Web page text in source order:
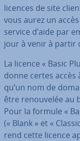
licences de site
vous aurez un
service d’aide par
jour à venir à partir
La licence « Basic
donne certes accès
qu’un nom de
être re­nou­ve­lée au
Pour la formule «
(« Blank » et «
rend cette licence